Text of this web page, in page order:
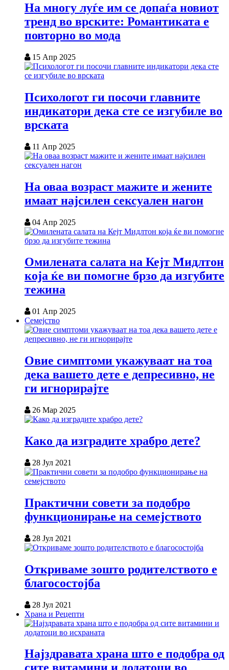
На многу луѓе им се допаѓа новиот
тренд во врските: Романтиката е
повторно во мода
15 Апр 2025
Психологот ги посочи главните
индикатори дека сте се изгубиле во
врската
11 Апр 2025
На оваа возраст мажите и жените
имаат најсилен сексуален нагон
04 Апр 2025
Омилената салата на Кејт Мидлтон
која ќе ви помогне брзо да изгубите
тежина
01 Апр 2025
Семејство
Овие симптоми укажуваат на тоа
дека вашето дете е депресивно, не
ги игнорирајте
26 Мар 2025
Како да изградите храбро дете?
28 Јул 2021
Практични совети за подобро
функционирање на семејството
28 Јул 2021
Откриваме зошто родителството е
благосостојба
28 Јул 2021
Храна и Рецепти
Најздравата храна што е подобра од